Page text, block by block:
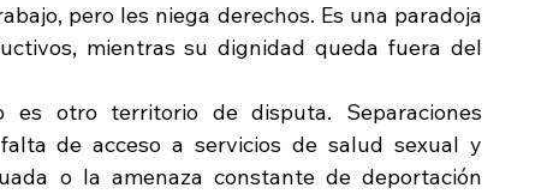
pero les niega derechos. Es una paradoja
mientras su dignidad queda fuera del
es otro territorio de disputa. Separaciones
de acceso a servicios de salud sexual y
o la amenaza constante de deportación